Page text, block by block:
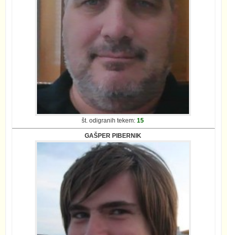
št. odigranih tekem:15
GAŠPER PIBERNIK